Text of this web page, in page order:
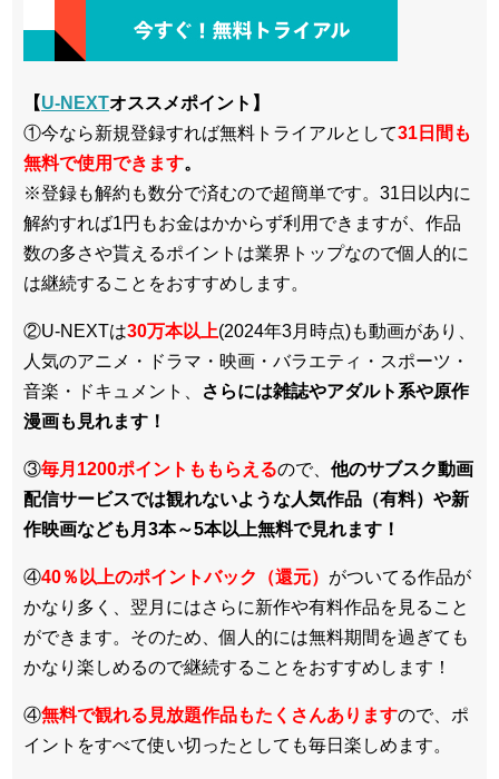
【U-NEXTオススメポイント】
①今なら新規登録すれば無料トライアルとして31日間も
無料で使用できます。
※登録も解約も数分で済むので超簡単です。31日以内に
解約すれば1円もお金はかからず利用できますが、作品
数の多さや貰えるポイントは業界トップなので個人的に
は継続することをおすすめします。
②U-NEXTは30万本以上(2024年3月時点)も動画があり、
人気のアニメ・ドラマ・映画・バラエティ・スポーツ・
音楽・ドキュメント、
さらには雑誌やアダルト系や原作
漫画も見れます！
③毎月1200ポイントももらえるので、 他のサブスク動画
配信サービスでは観れないような人気作品（有料）や新
作映画なども月3本～5本以上無料で見れます！
④40％以上のポイントバック（還元） がついてる作品が
かなり多く、翌月にはさらに新作や有料作品を見ること
ができます。そのため、個人的には無料期間を過ぎても
かなり楽しめるので継続することをおすすめします！
④無料で観れる見放題作品もたくさんありますので、ポ
イントをすべて使い切ったとしても毎日楽しめます。